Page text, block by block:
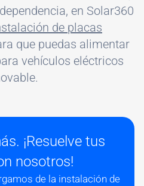
en Solar360
de placas
que puedas alimentar
vehículos eléctricos
¡Resuelve tus
nosotros!
de la instalación de